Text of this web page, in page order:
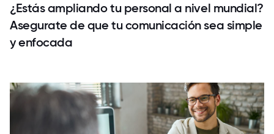
¿Estás ampliando tu personal a nivel mundial?
Asegurate de que tu comunicación sea simple
y enfocada